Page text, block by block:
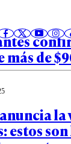
más de
estos